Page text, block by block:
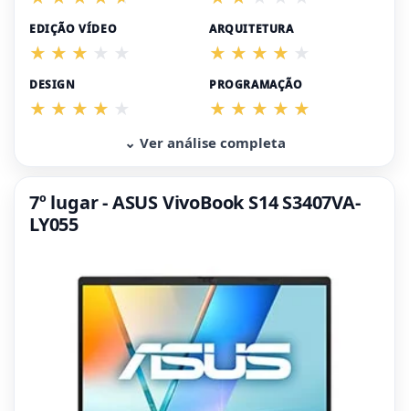
EDIÇÃO VÍDEO ARQUITETURA
DESIGN PROGRAMAÇÃO
⌄ Ver análise completa
7º lugar - ASUS VivoBook S14 S3407VA-
LY055